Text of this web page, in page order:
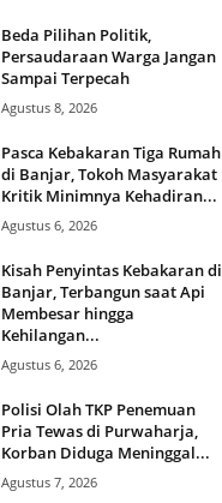
Beda Pilihan Politik,
Persaudaraan Warga Jangan
Sampai Terpecah
Agustus 8, 2026
Pasca Kebakaran Tiga Rumah
di Banjar, Tokoh Masyarakat
Kritik Minimnya Kehadiran...
Agustus 6, 2026
Kisah Penyintas Kebakaran di
Banjar, Terbangun saat Api
Membesar hingga
Kehilangan...
Agustus 6, 2026
Polisi Olah TKP Penemuan
Pria Tewas di Purwaharja,
Korban Diduga Meninggal...
Agustus 7, 2026